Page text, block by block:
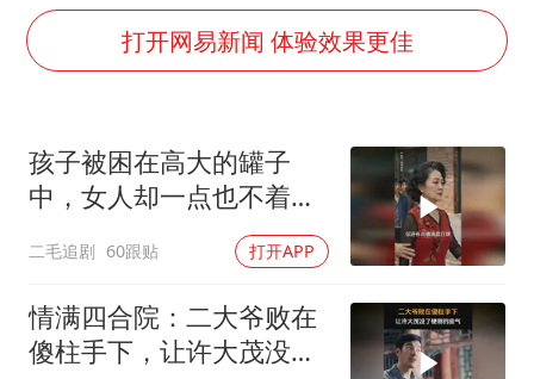
把党建设得更加坚强有力
奋进开新局 实干挑大梁
打开网易新闻 体验效果更佳
孩子被困在高大的罐子
中，女人却一点也不着
二毛追剧 60跟贴 打开APP
情满四合院：二大爷败在
傻柱手下，让许大茂没了